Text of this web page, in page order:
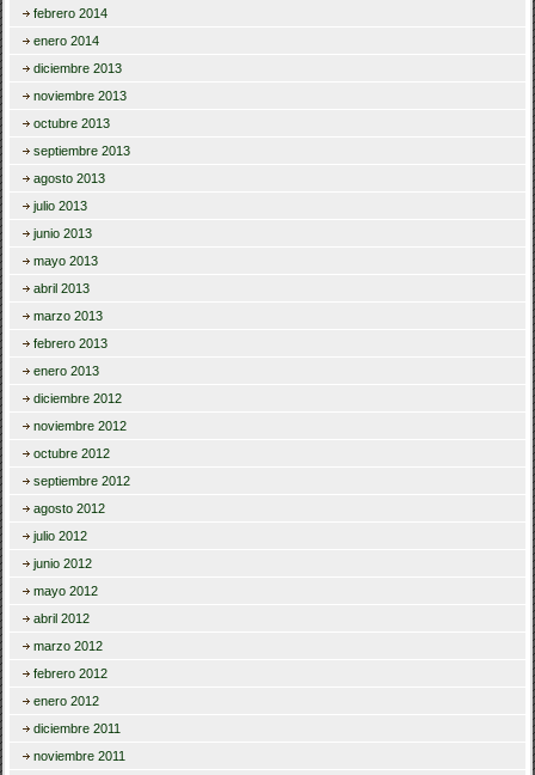
febrero 2014
enero 2014
diciembre 2013
noviembre 2013
octubre 2013
septiembre 2013
agosto 2013
julio 2013
junio 2013
mayo 2013
abril 2013
marzo 2013
febrero 2013
enero 2013
diciembre 2012
noviembre 2012
octubre 2012
septiembre 2012
agosto 2012
julio 2012
junio 2012
mayo 2012
abril 2012
marzo 2012
febrero 2012
enero 2012
diciembre 2011
noviembre 2011